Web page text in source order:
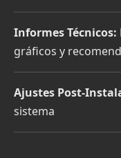
Informes Técnicos:
gráficos y
Ajustes Post-
sistema